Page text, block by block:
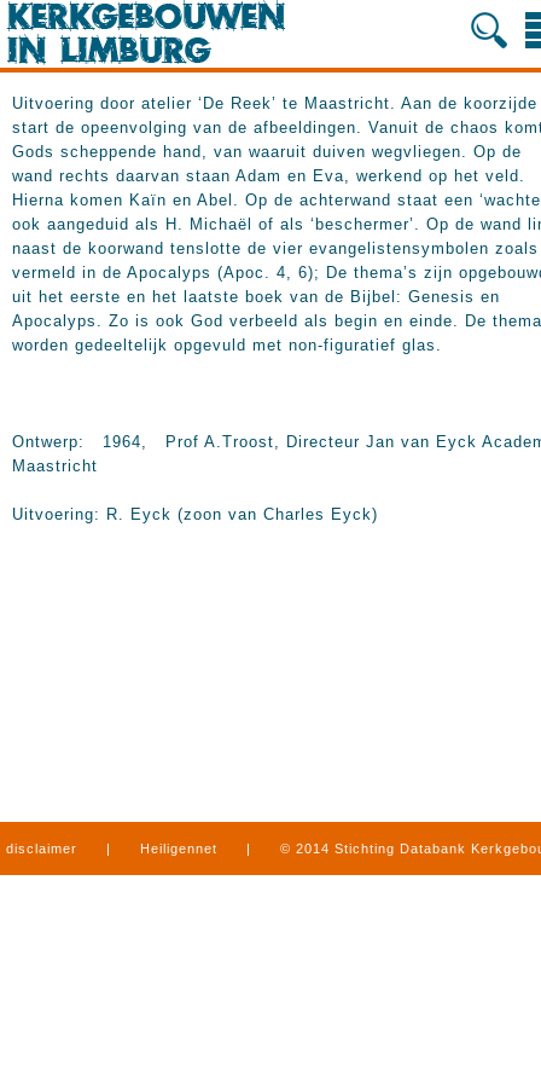
Uitvoering door atelier ‘De Reek’ te Maastricht. Aan de koorzijde
start de opeenvolging van de afbeeldingen. Vanuit de chaos
Gods scheppende hand, van waaruit duiven wegvliegen. Op de
wand rechts daarvan staan Adam en Eva, werkend op het veld.
Hierna komen Kaïn en Abel. Op de achterwand staat een
ook aangeduid als H. Michaël of als ‘beschermer’. Op de wand
naast de koorwand tenslotte de vier evangelistensymbolen zoals
vermeld in de Apocalyps (Apoc. 4, 6); De thema’s zijn
uit het eerste en het laatste boek van de Bijbel: Genesis en
Apocalyps. Zo is ook God verbeeld als begin en einde. De
worden gedeeltelijk opgevuld met non-figuratief glas.
Ontwerp: 1964, Prof A.Troost, Directeur Jan van Eyck
Maastricht
Uitvoering: R. Eyck (zoon van Charles Eyck)
disclaimer | Heiligennet | © 2014 Stichting Databank